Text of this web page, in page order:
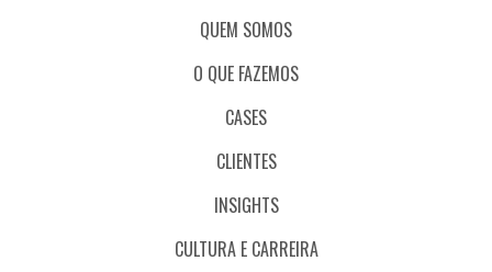
QUEM SOMOS
O QUE FAZEMOS
CASES
CLIENTES
INSIGHTS
CULTURA E CARREIRA